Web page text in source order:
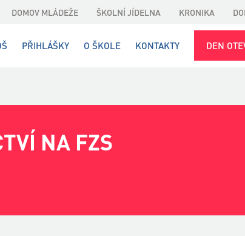
DOMOV MLÁDEŽE ŠKOLNÍ JÍDELNA KRONIKA
PŘIHLÁŠKY O ŠKOLE KONTAKTY DEN
NA FZS